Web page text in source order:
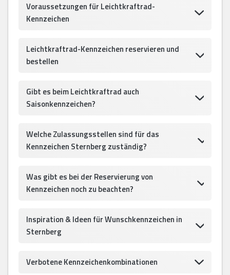
Voraussetzungen für Leichtkraftrad-
Kennzeichen
Leichtkraftrad-Kennzeichen reservieren und
bestellen
Gibt es beim Leichtkraftrad auch
Saisonkennzeichen?
Welche Zulassungsstellen sind für das
Kennzeichen Sternberg zuständig?
Was gibt es bei der Reservierung von
Kennzeichen noch zu beachten?
Inspiration & Ideen für Wunschkennzeichen in
Sternberg
Verbotene Kennzeichenkombinationen